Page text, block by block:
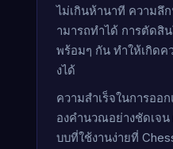
ไม่เกินห้านาที ความลึ
ามารถทำได้ การตัดสิ
พร้อมๆ กัน ทำให้เกิดค
งได้
ความสำเร็จในการออ
องคำนวณอย่างชัดเจ
บบที่ใช้งานง่ายที่